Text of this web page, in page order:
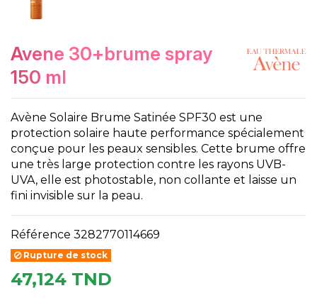
avene 30+brume spray
150 ml
Avène Solaire Brume Satinée SPF30 est une
protection solaire haute performance spécialement
conçue pour les peaux sensibles. Cette brume offre
une très large protection contre les rayons UVB-
UVA, elle est photostable, non collante et laisse un
fini invisible sur la peau.
Référence 3282770114669
Rupture de stock
47,124 TND